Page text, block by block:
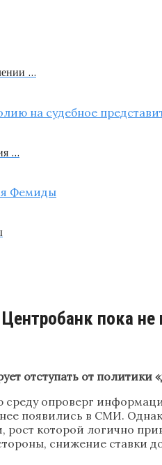
…
…
пока не
отступать от политики
опроверг
появились в СМИ.
которой логично
снижение ставки